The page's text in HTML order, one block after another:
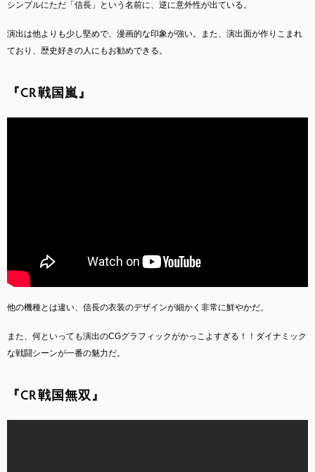
シンプルにただ「信長」という名前に、逆に意外性が出ている。
演出は他よりも少し堅めで、漫画的な印象が強い。また、演出面が作りこまれ
ており、歴史好きの人にもお勧めできる。
『CR戦国嵐』
他の機種とは違い、信長の衣装のデザインが細かく非常に鮮やかだ。
また、何といっても演出のCGグラフィックがかっこよすぎる！！ダイナミック
な戦闘シーンが一番の魅力だ。
『CR戦国無双』